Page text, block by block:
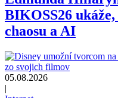
BIKOSS26
chaosu a AI
05.08.2026
|